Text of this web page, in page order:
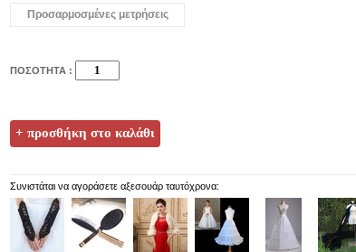
Προσαρμοσμένες μετρήσεις
ΠΟΣΟΤΗΤΑ :
Συνιστάται να αγοράσετε αξεσουάρ ταυτόχρονα: